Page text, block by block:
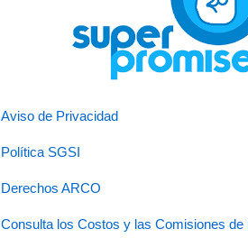
Aviso de Privacidad
Política SGSI
Derechos ARCO
Consulta los Costos y las Comisiones de